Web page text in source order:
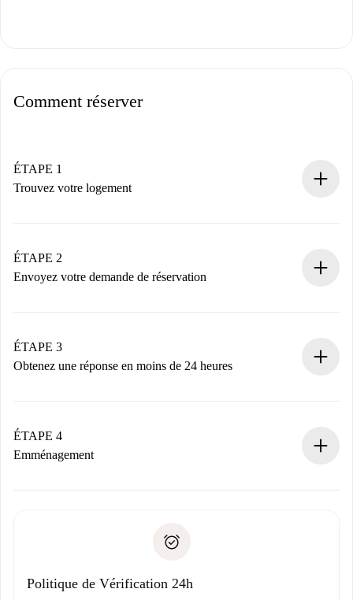
Comment réserver
ÉTAPE 1
Trouvez votre logement
Vous disposez à l’avance de toutes les informations
nécessaires.
ÉTAPE 2
Envoyez votre demande de réservation
Nous ne vous facturerons rien tant que le propriétaire
n’aura pas accepté.
ÉTAPE 3
Obtenez une réponse en moins de 24 heures
contact avec le propriétaire.
Si refusé : aucun prélèvement et nous vous proposerons
Justificatif de solvabilité
ÉTAPE 4
Emménagement
uniquement si aucun problème n'est signalé.
Politique de Vérification 24h